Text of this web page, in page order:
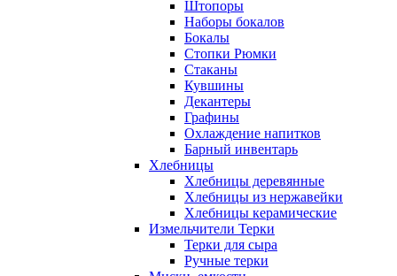
Штопоры
Наборы бокалов
Бокалы
Стопки Рюмки
Стаканы
Кувшины
Декантеры
Графины
Охлаждение напитков
Барный инвентарь
Хлебницы
Хлебницы деревянные
Хлебницы из нержавейки
Хлебницы керамические
Измельчители Терки
Терки для сыра
Ручные терки